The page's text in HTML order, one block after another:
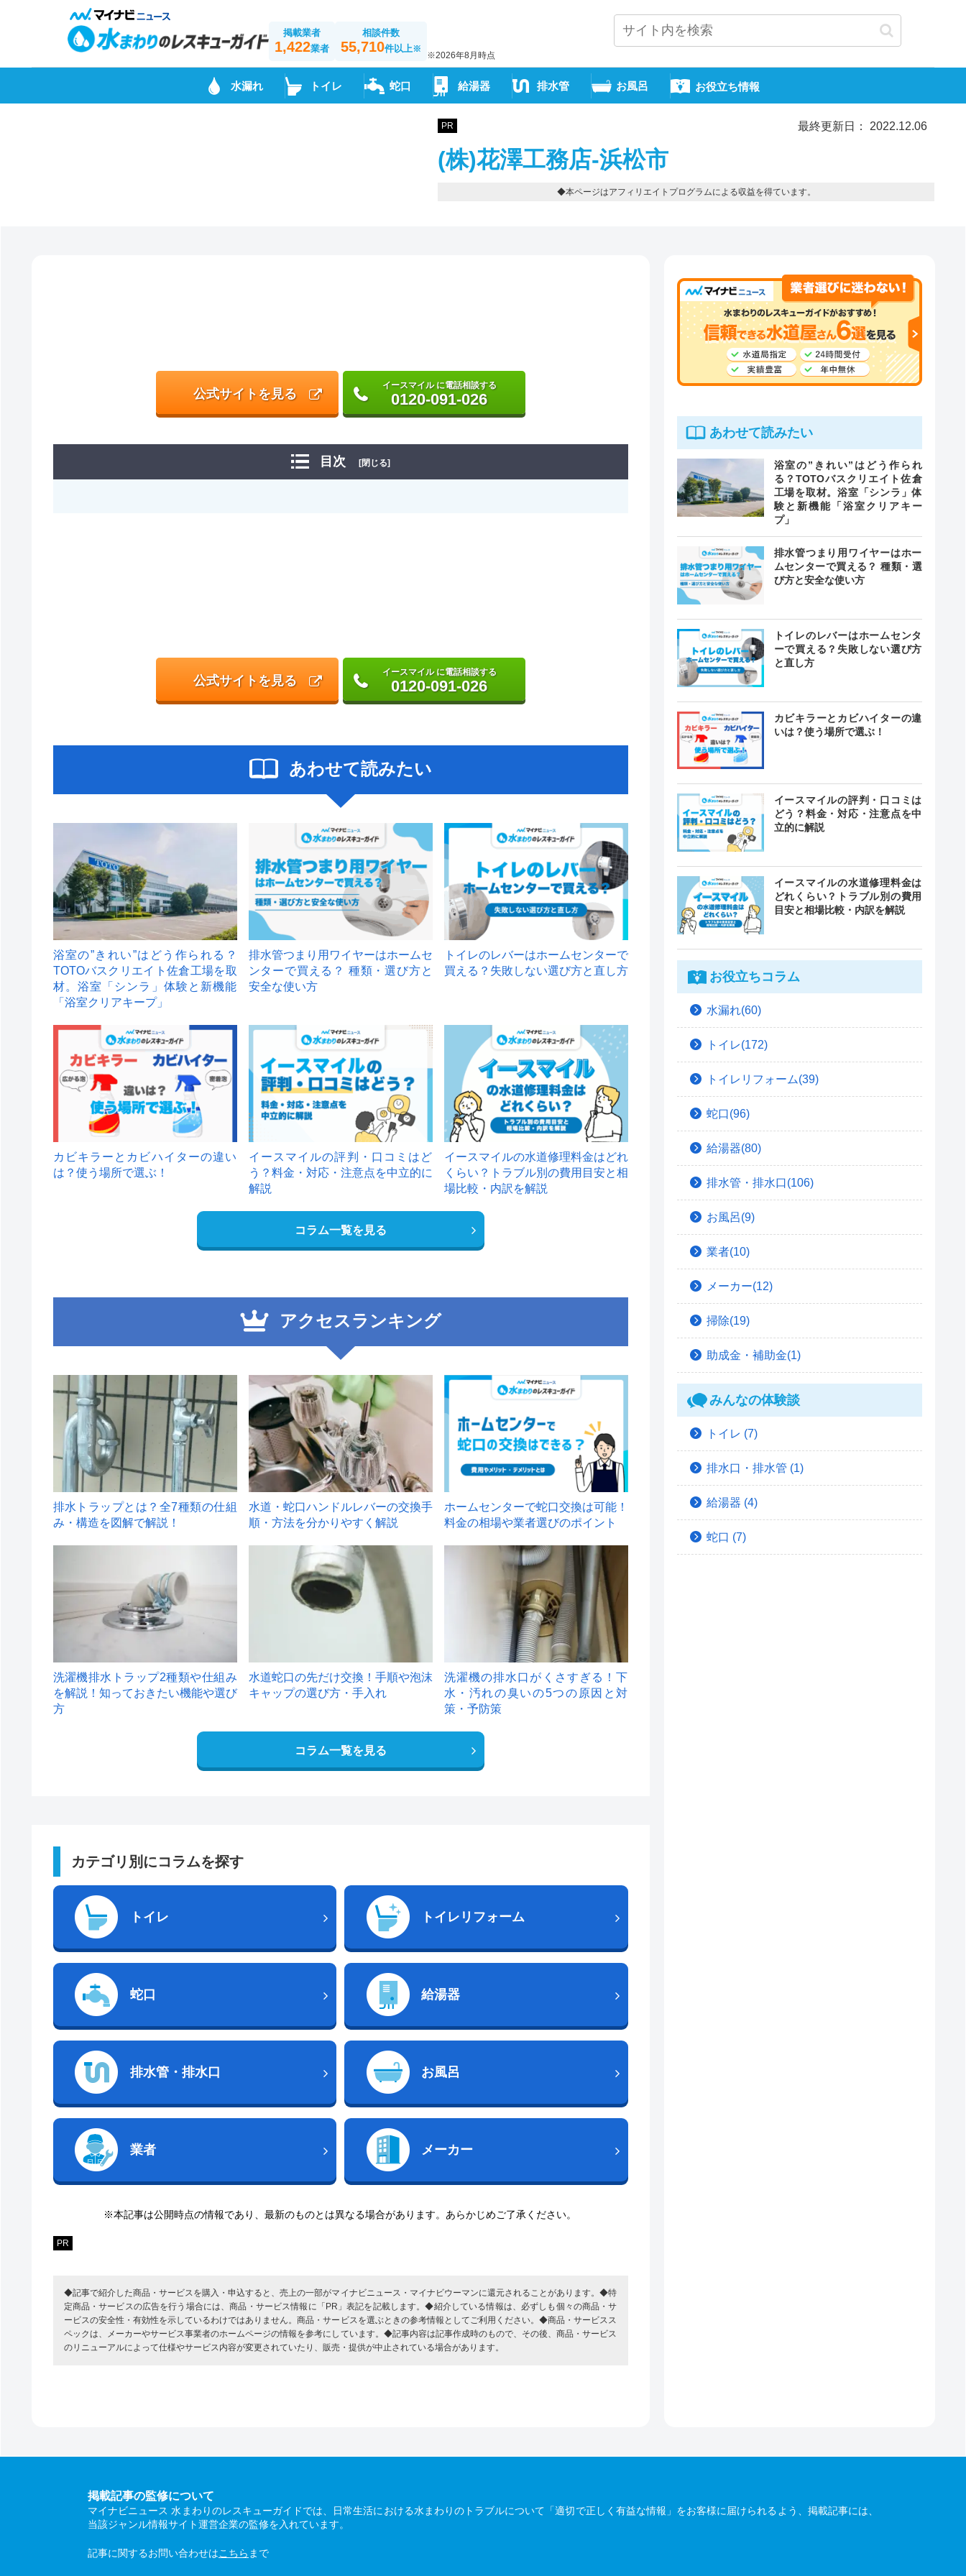
掲載業者
1,422業者
相談件数
55,710件以上※
※2026年8月時点
水漏れ トイレ 蛇口 給湯器 排水管 お風呂 お役立ち情報
PR 最終更新日： 2022.12.06
(株)花澤工務店-浜松市
◆本ページはアフィリエイトプログラムによる収益を得ています。
公式サイトを見る
イースマイル に電話相談する
0120-091-026
目次 [閉じる]
公式サイトを見る
イースマイル に電話相談する
0120-091-026
あわせて読みたい
浴室の”きれい”はどう作られる？
TOTOバスクリエイト佐倉工場を取
材。浴室「シンラ」体験と新機能
「浴室クリアキープ」
排水管つまり用ワイヤーはホームセ
ンターで買える？ 種類・選び方と
安全な使い方
トイレのレバーはホームセンターで
買える？失敗しない選び方と直し方
カビキラーとカビハイターの違い
は？使う場所で選ぶ！
イースマイルの評判・口コミはど
う？料金・対応・注意点を中立的に
解説
イースマイルの水道修理料金はどれ
くらい？トラブル別の費用目安と相
場比較・内訳を解説
コラム一覧を見る
アクセスランキング
1
排水トラップとは？全7種類の仕組
み・構造を図解で解説！
2
水道・蛇口ハンドルレバーの交換手
順・方法を分かりやすく解説
ホームセンターで蛇口交換は可能！
料金の相場や業者選びのポイント
洗濯機排水トラップ2種類や仕組み
を解説！知っておきたい機能や選び
方
水道蛇口の先だけ交換！手順や泡沫
キャップの選び方・手入れ
洗濯機の排水口がくさすぎる！下
水・汚れの臭いの5つの原因と対
策・予防策
コラム一覧を見る
カテゴリ別にコラムを探す
トイレ トイレリフォーム
蛇口 給湯器
排水管・排水口 お風呂
業者 メーカー
※本記事は公開時点の情報であり、最新のものとは異なる場合があります。あらかじめご了承ください。
PR
◆記事で紹介した商品・サービスを購入・申込すると、売上の一部がマイナビニュース・マイナビウーマンに還元されることがあります。◆特
定商品・サービスの広告を行う場合には、商品・サービス情報に「PR」表記を記載します。◆紹介している情報は、必ずしも個々の商品・サ
ービスの安全性・有効性を示しているわけではありません。商品・サービスを選ぶときの参考情報としてご利用ください。◆商品・サービスス
ペックは、メーカーやサービス事業者のホームページの情報を参考にしています。◆記事内容は記事作成時のもので、その後、商品・サービス
のリニューアルによって仕様やサービス内容が変更されていたり、販売・提供が中止されている場合があります。
あわせて読みたい
浴室の”きれい”はどう作られ
る？TOTOバスクリエイト佐倉
工場を取材。浴室「シンラ」体
験と新機能「浴室クリアキー
プ」
排水管つまり用ワイヤーはホー
ムセンターで買える？ 種類・選
び方と安全な使い方
トイレのレバーはホームセンタ
ーで買える？失敗しない選び方
と直し方
カビキラーとカビハイターの違
いは？使う場所で選ぶ！
イースマイルの評判・口コミは
どう？料金・対応・注意点を中
立的に解説
イースマイルの水道修理料金は
どれくらい？トラブル別の費用
目安と相場比較・内訳を解説
お役立ちコラム
水漏れ(60)
トイレ(172)
トイレリフォーム(39)
蛇口(96)
給湯器(80)
排水管・排水口(106)
お風呂(9)
業者(10)
メーカー(12)
掃除(19)
助成金・補助金(1)
みんなの体験談
トイレ (7)
排水口・排水管 (1)
給湯器 (4)
蛇口 (7)
掲載記事の監修について
マイナビニュース 水まわりのレスキューガイドでは、日常生活における水まわりのトラブルについて「適切で正しく有益な情報」をお客様に届けられるよう、掲載記事には、
当該ジャンル情報サイト運営企業の監修を入れています。
記事に関するお問い合わせはこちら まで